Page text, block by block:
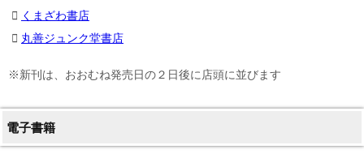
くまざわ書店
丸善ジュンク堂書店
※新刊は、おおむね発売日の２日後に店頭に並びます
電子書籍